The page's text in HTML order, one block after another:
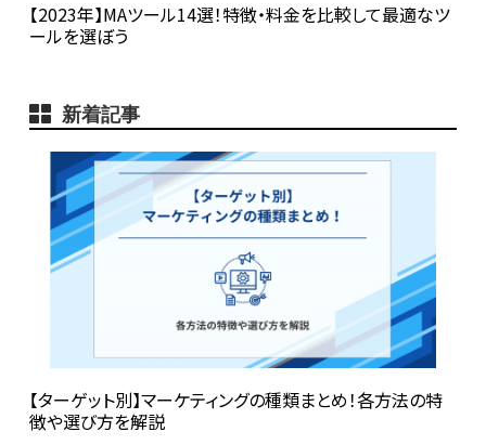
【2023年】MAツール14選！特徴・料金を比較して最適なツ
ールを選ぼう
新着記事
【ターゲット別】マーケティングの種類まとめ！各方法の特
徴や選び方を解説